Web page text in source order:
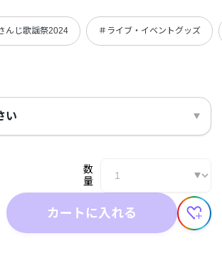
んじ歌謡祭2024 ＃ライブ・イベントグッズ
い
数
量
カートに入れる